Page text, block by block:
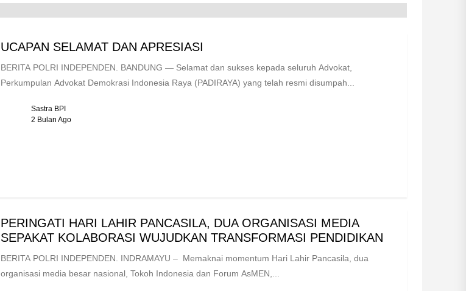
UCAPAN SELAMAT DAN APRESIASI
BERITA POLRI INDEPENDEN. BANDUNG — Selamat dan sukses kepada seluruh Advokat,
Perkumpulan Advokat Demokrasi Indonesia Raya (PADIRAYA) yang telah resmi disumpah...
Sastra BPI
2 Bulan Ago
PERINGATI HARI LAHIR PANCASILA, DUA ORGANISASI MEDIA
SEPAKAT KOLABORASI WUJUDKAN TRANSFORMASI PENDIDIKAN
BERITA POLRI INDEPENDEN. INDRAMAYU – Memaknai momentum Hari Lahir Pancasila, dua
organisasi media besar nasional, Tokoh Indonesia dan Forum AsMEN,...